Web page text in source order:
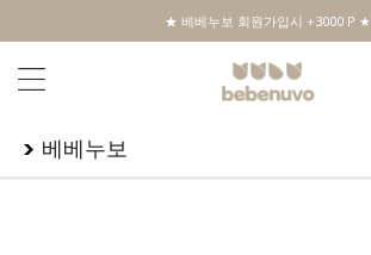
★ 베베누보 회원가입시 +3000 P ★
베베누보